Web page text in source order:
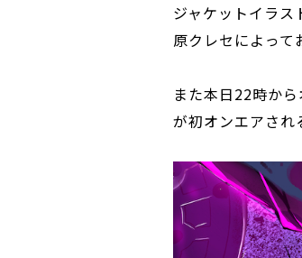
ジャケットイラ
原クレセによって
また本日22時か
が初オンエアされ